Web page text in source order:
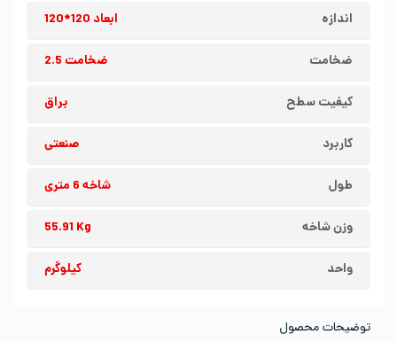
اندازه ابعاد 120*120
ضخامت ضخامت 2.5
کیفیت سطح براق
کاربرد صنعتی
طول شاخه 6 متری
وزن شاخه 55.91 Kg
واحد کیلوگرم
توضیحات محصول